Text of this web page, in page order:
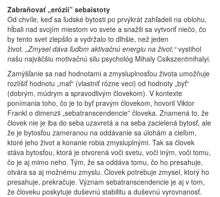
Zabraňovať „erózii” sebaistoty
Od chvíle, keď sa ľudské bytosti po prvýkrát zahľadeli na oblohu,
hĺbali nad svojím miestom vo svete a snažili sa vytvoriť niečo, čo
by tento svet zlepšilo a vydržalo to dlhšie, než jeden
život. „Zmysel dáva ľuďom aktivačnú energiu na život,“vystihol
našu najväčšiu motivačnú silu psychológ Mihaly Csikszentmihalyi.
Zamýšľanie sa nad hodnotami a zmysluplnosťou života umožňuje
rozlíšiť hodnotu „mať“ (vlastniť rôzne veci) od hodnoty „byť“
(dobrým, múdrym a spravodlivým človekom). V kontexte
ponímania toho, čo je to byť pravým človekom, hovoril Viktor
Frankl o dimenzii „sebatranscendencie” človeka. Znamená to, že
človek nie je iba do seba uzavretá a na seba zacielená bytosť, ale
že je bytosťou zameranou na oddávanie sa úlohám a cieľom,
ktoré jeho život a konanie robia zmysluplnými. Tak sa človek
stáva bytosťou, ktorá je otvorená voči svetu, voči iným, voči tomu,
čo je aj mimo neho. Tým, že sa oddáva tomu, čo ho presahuje,
otvára sa aj možnému zmyslu. Človek potrebuje zmysel, ktorý ho
presahuje, prekračuje. Význam sebatranscendencie je aj v tom,
že človeku poskytuje duševnú stabilitu a duševnú vyrovnanosť.